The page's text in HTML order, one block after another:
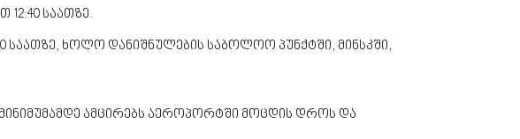
საათზე.
ხოლო დანიშნულების საბოლოო პუნქტში, მინსკში,
ამცირებს აეროპორტში მოცდის დროს და